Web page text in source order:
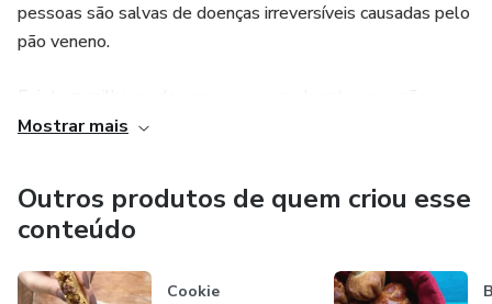
pessoas são salvas de doenças irreversíveis causadas pelo
pão veneno.
sabem que um dos possíveis causadores pode ser um pão
Esse pão, eu chamo de pão veneno, e ele pode roubar sua
saúde para sempre como fez comigo. Hoje eu tenho 2
doenças autoimunes de origem alimentar.
Mostrar mais
Outros produtos de quem criou esse
conteúdo
Cookie